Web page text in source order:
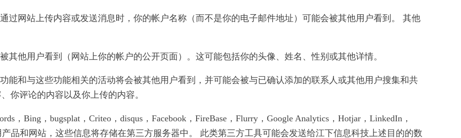
过网站上传内容或发送消息时，你的帐户名称（而不是你的电子邮件地址）可能会被其他用户看到。 其他
其他用户看到（网站上你的帐户的公开页面）。这可能包括你的头像、姓名、性别或其他详情。
能和与这些功能相关的活动将会被其他用户看到，并可能会被与已确认添加的联系人或其他用户搜集和共
你评论的内容以及你上传的内容。
，Bing，bugsplat，Criteo，disqus，Facebook，FireBase，Flurry，Google Analytics，Hotjar，LinkedIn，
产品和网站，这些信息将存储在第三方服务器中。 此类第三方工具可能会发送给江下信息科技上述目的的数